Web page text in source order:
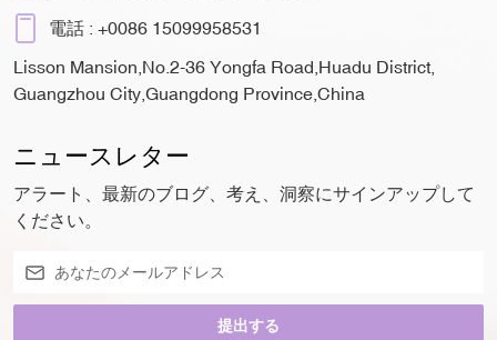
電話 : +0086 15099958531
Lisson Mansion,No.2-36 Yongfa Road,Huadu District,
Guangzhou City,Guangdong Province,China
ニュースレター
アラート、最新のブログ、考え、洞察にサインアップして
ください。
提出する